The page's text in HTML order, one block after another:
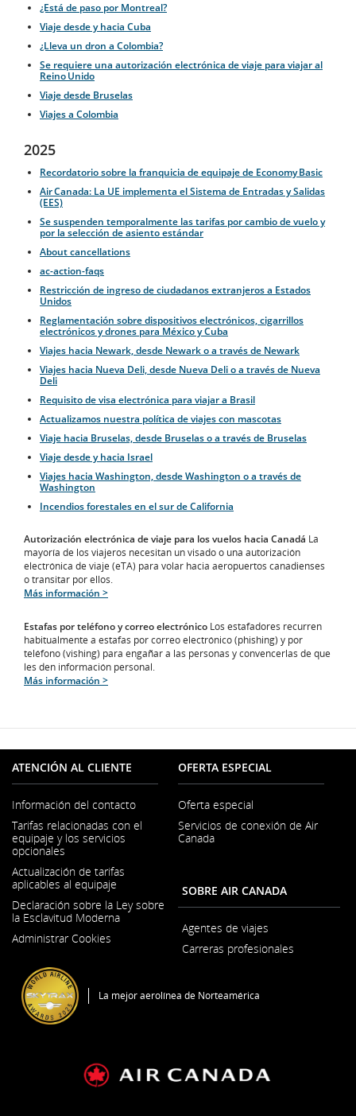
¿Está de paso por Montreal?
Viaje desde y hacia Cuba
¿Lleva un dron a Colombia?
Se requiere una autorización electrónica de viaje para viajar al
Reino Unido
Viaje desde Bruselas
Viajes a Colombia
2025
Recordatorio sobre la franquicia de equipaje de Economy Basic
Air Canada: La UE implementa el Sistema de Entradas y Salidas
(EES)
Se suspenden temporalmente las tarifas por cambio de vuelo y
por la selección de asiento estándar
About cancellations
ac-action-faqs
Restricción de ingreso de ciudadanos extranjeros a Estados
Unidos
Reglamentación sobre dispositivos electrónicos, cigarrillos
electrónicos y drones para México y Cuba
Viajes hacia Newark, desde Newark o a través de Newark
Viajes hacia Nueva Deli, desde Nueva Deli o a través de Nueva
Deli
Requisito de visa electrónica para viajar a Brasil
Actualizamos nuestra política de viajes con mascotas
Viaje hacia Bruselas, desde Bruselas o a través de Bruselas
Viaje desde y hacia Israel
Viajes hacia Washington, desde Washington o a través de
Washington
Incendios forestales en el sur de California
Autorización electrónica de viaje para los vuelos hacia Canadá La
mayoría de los viajeros necesitan un visado o una autorización
electrónica de viaje (eTA) para volar hacia aeropuertos canadienses
o transitar por ellos.
Más información >
Estafas por teléfono y correo electrónico Los estafadores recurren
habitualmente a estafas por correo electrónico (phishing) y por
teléfono (vishing) para engañar a las personas y convencerlas de que
les den información personal.
Más información >
ATENCIÓN AL CLIENTE
Información del contacto
abre
Tarifas relacionadas con el
equipaje y los servicios
opcionales
Actualización de tarifas
aplicables al equipaje
Declaración sobre la Ley sobre
la Esclavitud Moderna
nueva
Administrar Cookies
OFERTA ESPECIAL
Oferta especial
Servicios de conexión de Air
Canada
SOBRE AIR CANADA
Agentes de viajes
Carreras profesionales
La mejor aerolínea de Norteamérica